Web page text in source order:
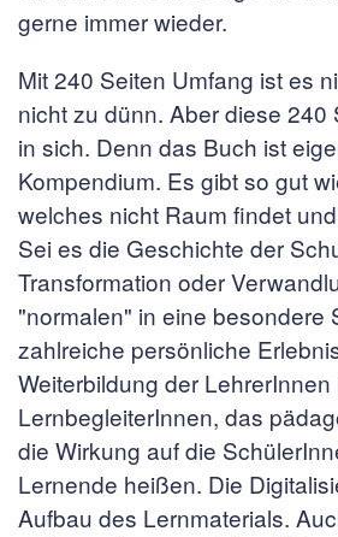
gerne immer wieder.
Mit 240 Seiten Umfang ist es
nicht zu dünn. Aber diese 240
in sich. Denn das Buch ist
Kompendium. Es gibt so gut
welches nicht Raum findet
Sei es die Geschichte der
Transformation oder
"normalen" in eine besondere
zahlreiche persönliche
Weiterbildung der LehrerInnen
LernbegleiterInnen, das
die Wirkung auf die
Lernende heißen. Die
Aufbau des Lernmaterials.